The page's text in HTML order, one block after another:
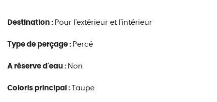
Destination : Pour l'extérieur et l'intérieur
Type de perçage : Percé
A réserve d'eau : Non
Coloris principal : Taupe